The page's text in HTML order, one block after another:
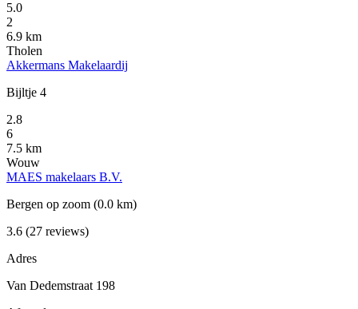
5.0
2
6.9 km
Tholen
Akkermans Makelaardij
Bijltje 4
2.8
6
7.5 km
Wouw
MAES makelaars B.V.
Bergen op zoom (0.0 km)
3.6 (27 reviews)
Adres
Van Dedemstraat 198